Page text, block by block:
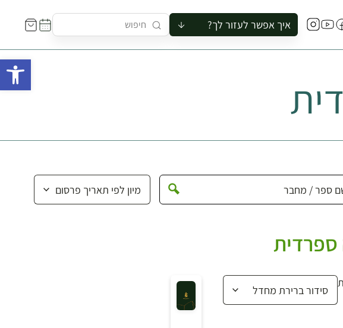
איך אפשר לעזור לך?
להזמין סיור לקבוצה
לתאם ביקור בצריף
ספרדית